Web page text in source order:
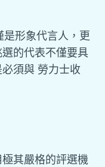
形象代言人，更
的代表不僅要具
須與 勞力士收
其嚴格的評選機